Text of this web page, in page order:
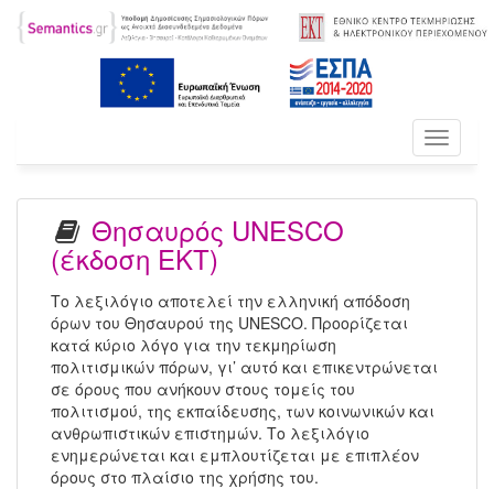
Toggle
Θησαυρός UNESCO
(έκδοση ΕΚΤ)
Το λεξιλόγιο αποτελεί την ελληνική απόδοση
όρων του Θησαυρού της UNESCO. Προορίζεται
κατά κύριο λόγο για την τεκμηρίωση
πολιτισμικών πόρων, γι’ αυτό και επικεντρώνεται
σε όρους που ανήκουν στους τομείς του
πολιτισμού, της εκπαίδευσης, των κοινωνικών και
ανθρωπιστικών επιστημών. Το λεξιλόγιο
ενημερώνεται και εμπλουτίζεται με επιπλέον
όρους στο πλαίσιο της χρήσης του.